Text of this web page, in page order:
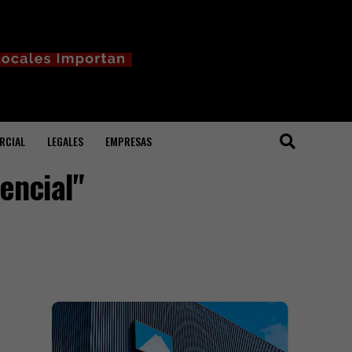
LEGALES EMPRESAS